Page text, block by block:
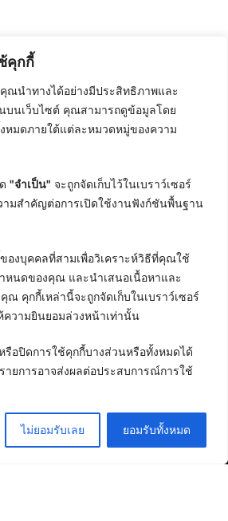
คุกกี้
คุณนำทางได้อย่างมีประสิทธิภาพและ
บนเว็บไซต์ คุณสามารถดูข้อมูลโดย
งหมดภายใต้แต่ละหมวดหมู่ของความ
"จำเป็น" จะถูกจัดเก็บไว้ในเบราว์เซอร์
ามสำคัญต่อการเปิดใช้งานฟังก์ชันพื้นฐาน
องบุคคลที่สามเพื่อวิเคราะห์วิธีที่คุณใช้
หนดของคุณ และนำเสนอเนื้อหาและ
คุกกี้เหล่านี้จะถูกจัดเก็บในเบราว์เซอร์
วามยินยอมล่วงหน้าเท่านั้น
รือปิดการใช้คุกกี้บางส่วนหรือทั้งหมดได้
ายการอาจส่งผลต่อประสบการณ์การใช้
ไม่ยอมรับเลย ยอมรับทั้งหมด
เครื่องขุดเหรียญ กินไฟเท่าไหร่
Next
เปิดเหมืองขุดเหรียญดิจิตอล อาชีพเสริมสร้างรายได้ดี